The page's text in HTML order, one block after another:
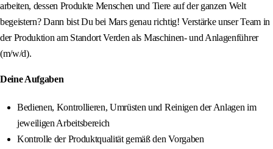
arbeiten, dessen Produkte Menschen und Tiere auf der ganzen Welt
begeistern? Dann bist Du bei Mars genau richtig! Verstärke unser Team in
der Produktion am Standort Verden als Maschinen- und Anlagenführer
(m/w/d).
Deine Aufgaben
Bedienen, Kontrollieren, Umrüsten und Reinigen der Anlagen im
jeweiligen Arbeitsbereich
Kontrolle der Produktqualität gemäß den Vorgaben